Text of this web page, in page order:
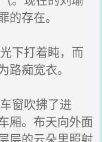
存在。
下打着盹，而
痴宽衣。
窗吹拂了进
厢。布天向外面